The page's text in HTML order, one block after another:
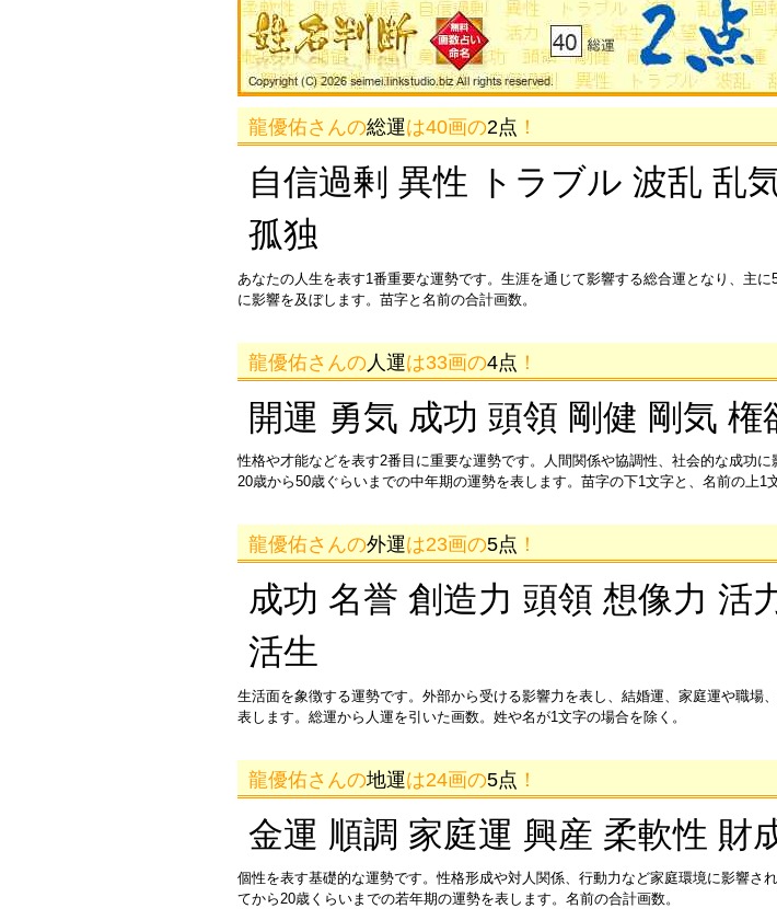
龍優佑さんの総運は40画の2点 ！
自信過剰 異性 トラブル 波乱 乱
孤独
あなたの人生を表す1番重要な運勢です。生涯を通じて影響する総合運となり、主に
に影響を及ぼします。苗字と名前の合計画数。
龍優佑さんの 人運は33画の4点 ！
開運 勇気 成功 頭領 剛健 剛気 権
性格や才能などを表す2番目に重要な運勢です。人間関係や協調性、社会的な成功に
20歳から50歳ぐらいまでの中年期の運勢を表します。苗字の下1文字と、名前の上1
龍優佑さんの外運は23画の5点 ！
成功 名誉 創造力 頭領 想像力 活
活生
生活面を象徴する運勢です。外部から受ける影響力を表し、結婚運、家庭運や職場
表します。総運から人運を引いた画数。姓や名が1文字の場合を除く。
龍優佑さんの地運は24画の5点 ！
金運 順調 家庭運 興産 柔軟性 財
個性を表す基礎的な運勢です。性格形成や対人関係、行動力など家庭環境に影響さ
てから20歳くらいまでの若年期の運勢を表します。名前の合計画数。